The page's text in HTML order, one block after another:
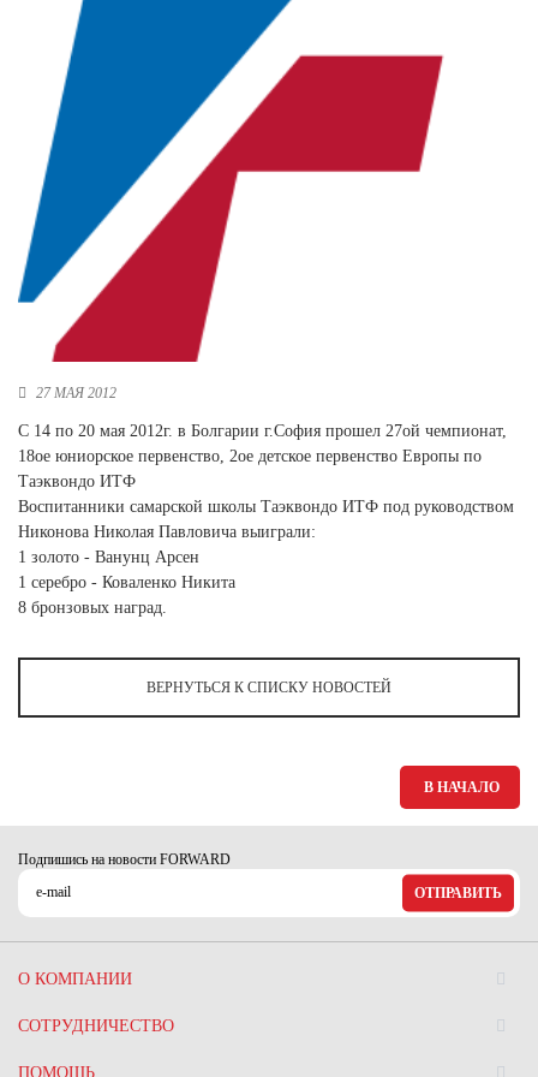
Новосибирская область (3)
Омская область (5)
Республика Башкортостан (3)
Республика Крым (1)
Республика Татарстан (2)
Ростовская область (2)
Самарская область (1)
Санкт-Петербург и ЛО (3)
Саратовская область (1)
Свердловская область (5)
Северная Осетия (2)
Смоленская область (1)
Томская область (1)
Тульская область (1)
Тюменская область (3)
Хакасия (1)
Ханты-Мансийский автономный округ (3)
Челябинская область (2)
Ярославская область (1)
27 МАЯ 2012
С 14 по 20 мая 2012г. в Болгарии г.София прошел 27ой чемпионат,
18ое юниорское первенство, 2ое детское первенство Европы по
Таэквондо ИТФ
Воспитанники самарской школы Таэквондо ИТФ под руководством
Никонова Николая Павловича выиграли:
1 золото - Ванунц Арсен
1 серебро - Коваленко Никита
8 бронзовых наград.
ВЕРНУТЬСЯ К СПИСКУ НОВОСТЕЙ
В НАЧАЛО
Подпишись на новости FORWARD
ОТПРАВИТЬ
О КОМПАНИИ
СОТРУДНИЧЕСТВО
ПОМОЩЬ